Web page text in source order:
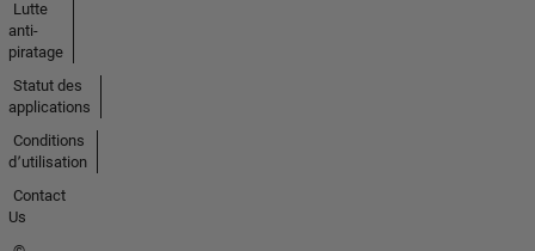
Lutte
anti-
piratage
Statut des
applications
Conditions
d՚utilisation
Contact
Us